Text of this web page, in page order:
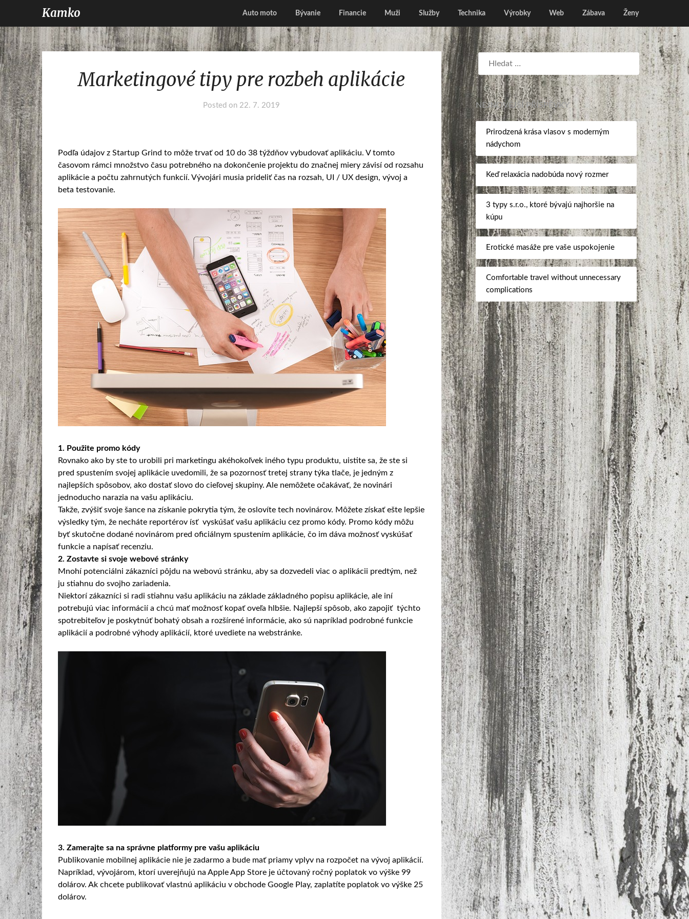
Kamko Auto moto Bývanie Financie Muži Služby Technika Výrobky Web Zábava Ženy
Marketingové tipy pre rozbeh aplikácie
Posted on 22. 7. 2019
Podľa údajov z Startup Grind to môže trvať od 10 do 38 týždňov vybudovať aplikáciu. V tomto
časovom rámci množstvo času potrebného na dokončenie projektu do značnej miery závisí od rozsahu
aplikácie a počtu zahrnutých funkcií. Vývojári musia prideliť čas na rozsah, UI / UX design, vývoj a
beta testovanie.
1. Použite promo kódy
Rovnako ako by ste to urobili pri marketingu akéhokoľvek iného typu produktu, uistite sa, že ste si
pred spustením svojej aplikácie uvedomili, že sa pozornosť tretej strany týka tlače, je jedným z
najlepších spôsobov, ako dostať slovo do cieľovej skupiny. Ale nemôžete očakávať, že novinári
jednoducho narazia na vašu aplikáciu.
Takže, zvýšiť svoje šance na získanie pokrytia tým, že oslovíte tech novinárov. Môžete získať ešte lepšie
výsledky tým, že necháte reportérov ísť vyskúšať vašu aplikáciu cez promo kódy. Promo kódy môžu
byť skutočne dodané novinárom pred oficiálnym spustením aplikácie, čo im dáva možnosť vyskúšať
funkcie a napísať recenziu.
2. Zostavte si svoje webové stránky
Mnohí potenciálni zákazníci pôjdu na webovú stránku, aby sa dozvedeli viac o aplikácii predtým, než
ju stiahnu do svojho zariadenia.
Niektorí zákazníci si radi stiahnu vašu aplikáciu na základe základného popisu aplikácie, ale iní
potrebujú viac informácií a chcú mať možnosť kopať oveľa hlbšie. Najlepší spôsob, ako zapojiť týchto
spotrebiteľov je poskytnúť bohatý obsah a rozšírené informácie, ako sú napríklad podrobné funkcie
aplikácií a podrobné výhody aplikácií, ktoré uvediete na webstránke.
3. Zamerajte sa na správne platformy pre vašu aplikáciu
Publikovanie mobilnej aplikácie nie je zadarmo a bude mať priamy vplyv na rozpočet na vývoj aplikácií.
Napríklad, vývojárom, ktorí uverejňujú na Apple App Store je účtovaný ročný poplatok vo výške 99
dolárov. Ak chcete publikovať vlastnú aplikáciu v obchode Google Play, zaplatíte poplatok vo výške 25
dolárov.
NEJNOVĚJŠÍ PŘÍSPĚVKY
Prirodzená krása vlasov s moderným
nádychom
Keď relaxácia nadobúda nový rozmer
3 typy s.r.o., ktoré bývajú najhoršie na
kúpu
Erotické masáže pre vaše uspokojenie
Comfortable travel without unnecessary
complications